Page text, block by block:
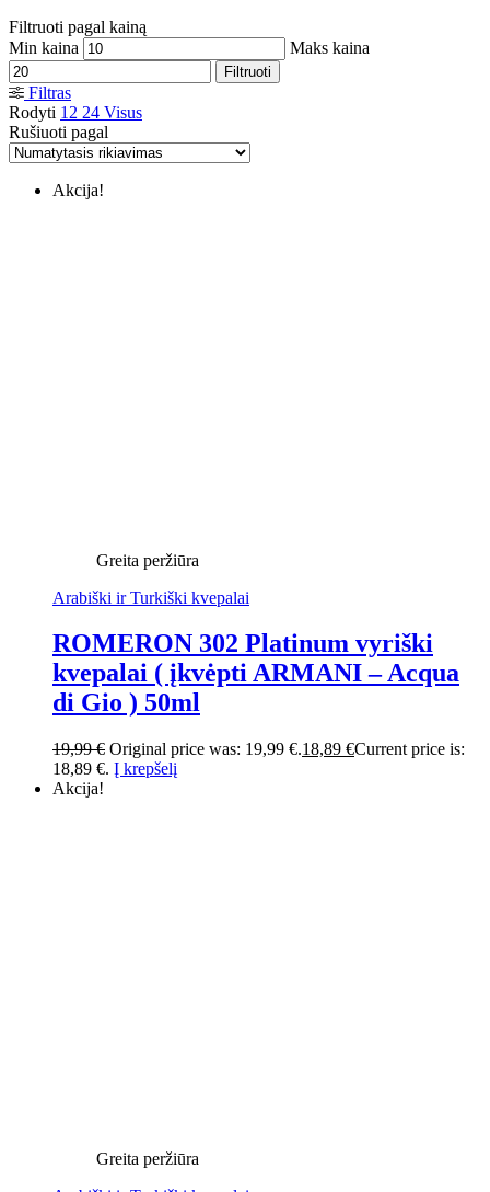
Filtruoti pagal kainą
Min kaina
Maks kaina
Filtruoti
Filtras
Rodyti 12 24 Visus
Rušiuoti pagal
Akcija!
Greita peržiūra
Arabiški ir Turkiški kvepalai
ROMERON 302 Platinum vyriški
kvepalai ( įkvėpti ARMANI – Acqua
di Gio ) 50ml
19,99€ Original price was: 19,99 €.18,89 €Current price is:
18,89 €. Į krepšelį
Akcija!
Greita peržiūra